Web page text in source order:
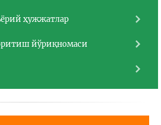
ҳужжатлар
йўриқномаси